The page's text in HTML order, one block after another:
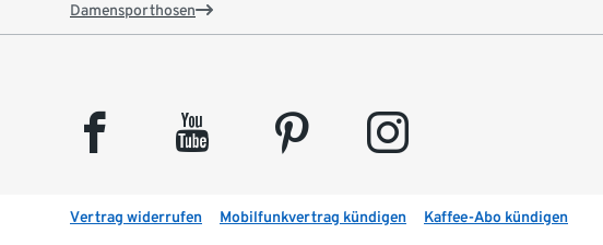
Damensporthosen
facebook youtube pinterest instagram
Vertrag widerrufen Mobilfunkvertrag kündigen Kaffee-Abo kündigen